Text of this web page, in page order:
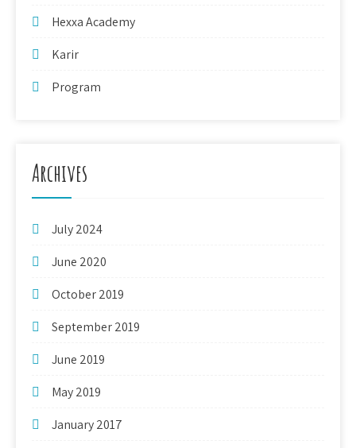
Hexxa Academy
Karir
Program
Archives
July 2024
June 2020
October 2019
September 2019
June 2019
May 2019
January 2017